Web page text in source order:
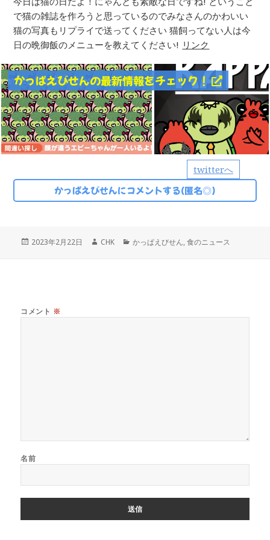
で猫の雑誌を作ろうと思っているのでみなさんのかわいい
猫の写真もリプライで送ってください 猫飼ってない人は今
日の晩御飯のメニューを教えてください! リンク
twitterへ
かっぱえびせんの最新情報をチェック！
かっぱえびせんにコメントする(匿名◎)
投
2023年2月22日
作
CHK
カ
かっぱえびせん,食のニュース
コメント ※
名前